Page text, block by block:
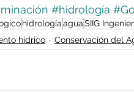
#hidrología
hidrologíaaguaSIIG
hídrico
Conservación del